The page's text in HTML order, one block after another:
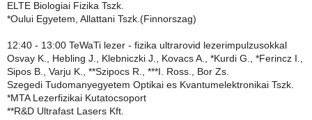
ELTE Biologiai Fizika Tszk.
*Oului Egyetem, Allattani Tszk.(Finnorszag)
12:40 - 13:00 TeWaTi lezer - fizika ultrarovid lezerimpulzusokkal
Osvay K., Hebling J., Klebniczki J., Kovacs A., *Kurdi G., *Ferincz I.,
Sipos B., Varju K., **Szipocs R., ***I. Ross., Bor Zs.
Szegedi Tudomanyegyetem Optikai es Kvantumelektronikai Tszk.
*MTA Lezerfizikai Kutatocsoport
**R&D Ultrafast Lasers Kft.